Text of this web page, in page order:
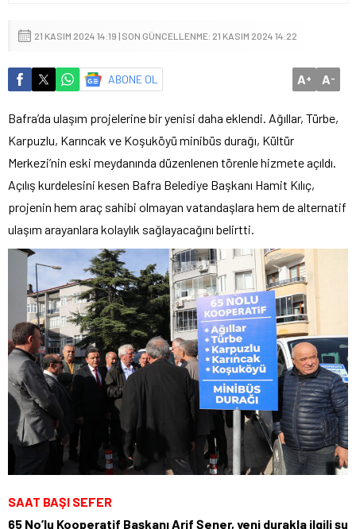
21 KASIM 2024 14:19 | SON GÜNCELLENME: 21 KASIM 2024 14:22
ABONE OL A+ A-
Bafra’da ulaşım projelerine bir yenisi daha eklendi. Ağıllar, Türbe,
Karpuzlu, Karıncak ve Koşuköyü minibüs durağı, Kültür
Merkezi’nin eski meydanında düzenlenen törenle hizmete açıldı.
Açılış kurdelesini kesen Bafra Belediye Başkanı Hamit Kılıç,
projenin hem araç sahibi olmayan vatandaşlara hem de alternatif
ulaşım arayanlara kolaylık sağlayacağını belirtti.
SAAT BAŞI SEFER
65 No’lu Kooperatif Başkanı Arif Şener, yeni durakla ilgili şu